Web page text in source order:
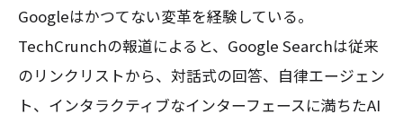
Googleはかつてない変革を経験している。
TechCrunchの報道によると、Google Searchは従来
のリンクリストから、対話式の回答、自律エージェン
ト、インタラクティブなインターフェースに満ちたAI